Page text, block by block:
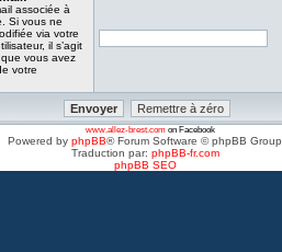
associée à
Si vous ne
via votre
il s’agit
que vous avez
votre
www.allez-brest.com on Facebook
Powered by phpBB® Forum Software © phpBB Group
Traduction par: phpBB-fr.com
phpBB SEO